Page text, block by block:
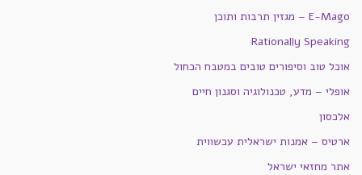
E-Mago – מגזין תרבות ותוכן
Rationally Speaking
אוכל טוב וסיפורים טובים במטבח הכחול
אופלי – מדע, טכנולוגיה וסגנון חיים
אלכסון
ארטיס – אמנות ישראלית עכשווית
אתר מחזאי ישראל